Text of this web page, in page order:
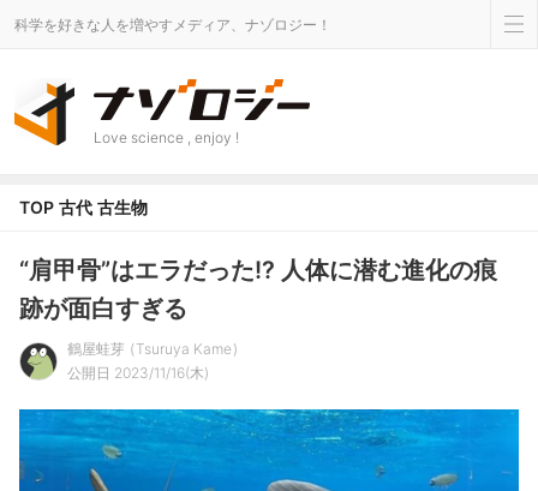
科学を好きな人を増やすメディア、ナゾロジー！
Love science , enjoy !
TOP 古代 古生物
“肩甲骨”はエラだった!? 人体に潜む進化の痕
跡が面白すぎる
鶴屋蛙芽 Tsuruya Kame
公開日 2023/11/16(木)